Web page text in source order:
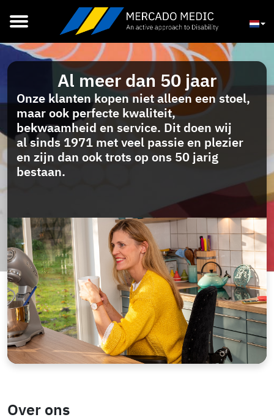
Alle Producten
Meer Informatie
Medical
Dealers
Bureaustoelen
Brochures
Online Shop
Garantie & reparatie
Brochures
Contact
T: 036 5219995
E: admin@mercado-medic.nl
Search
Al meer dan 50 jaar
Onze klanten kopen niet alleen een stoel,
maar ook perfecte kwaliteit,
bekwaamheid en service. Dit doen wij
al sinds 1971 met veel passie en plezier
en zijn dan ook trots op ons 50 jarig
bestaan.
Over ons